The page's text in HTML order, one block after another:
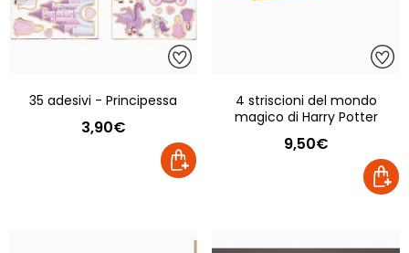
35 adesivi - Principessa
3,90€
4 striscioni del mondo
magico di Harry Potter
9,50€